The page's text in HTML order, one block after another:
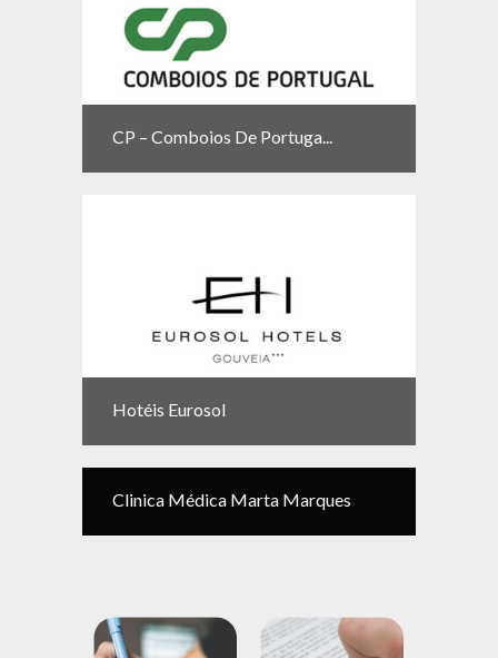
CP – Comboios De Portuga...
Hotéis Eurosol
Clinica Médica Marta Marques